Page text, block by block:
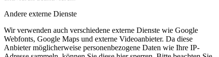
Andere externe Dienste
Wir verwenden auch verschiedene externe Dienste wie Google
Webfonts, Google Maps und externe Videoanbieter. Da diese
Anbieter möglicherweise personenbezogene Daten wie Ihre IP-